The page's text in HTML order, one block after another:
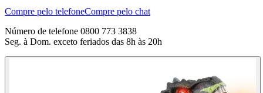
Compre pelo telefoneCompre pelo chat
Número de telefone 0800 773 3838
Seg. à Dom. exceto feriados das 8h às 20h